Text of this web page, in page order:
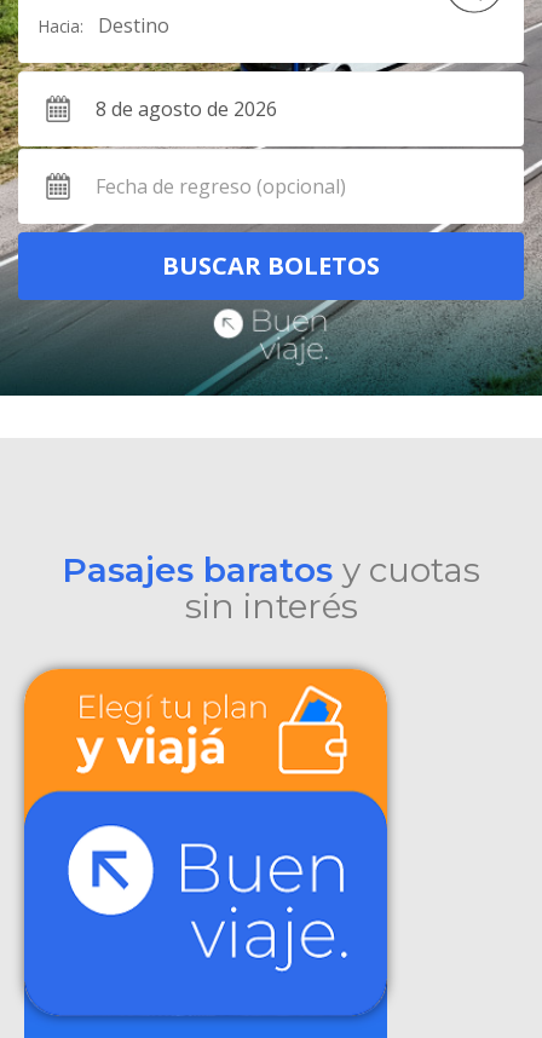
Pasajes baratos y cuotas
sin interés